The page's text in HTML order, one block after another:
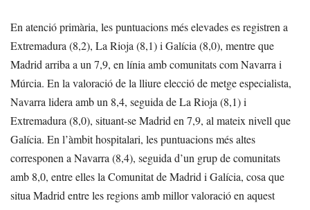
En atenció primària, les puntuacions més elevades es registren a
Extremadura (8,2), La Rioja (8,1) i Galícia (8,0), mentre que
Madrid arriba a un 7,9, en línia amb comunitats com Navarra i
Múrcia. En la valoració de la lliure elecció de metge especialista,
Navarra lidera amb un 8,4, seguida de La Rioja (8,1) i
Extremadura (8,0), situant-se Madrid en 7,9, al mateix nivell que
Galícia. En l’àmbit hospitalari, les puntuacions més altes
corresponen a Navarra (8,4), seguida d’un grup de comunitats
amb 8,0, entre elles la Comunitat de Madrid i Galícia, cosa que
situa Madrid entre les regions amb millor valoració en aquest